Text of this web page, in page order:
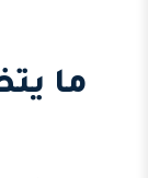
ما